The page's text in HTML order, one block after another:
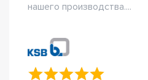
нашего производства....